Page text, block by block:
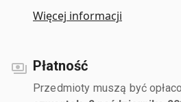
Więcej informacji
Płatność
Przedmioty muszą być